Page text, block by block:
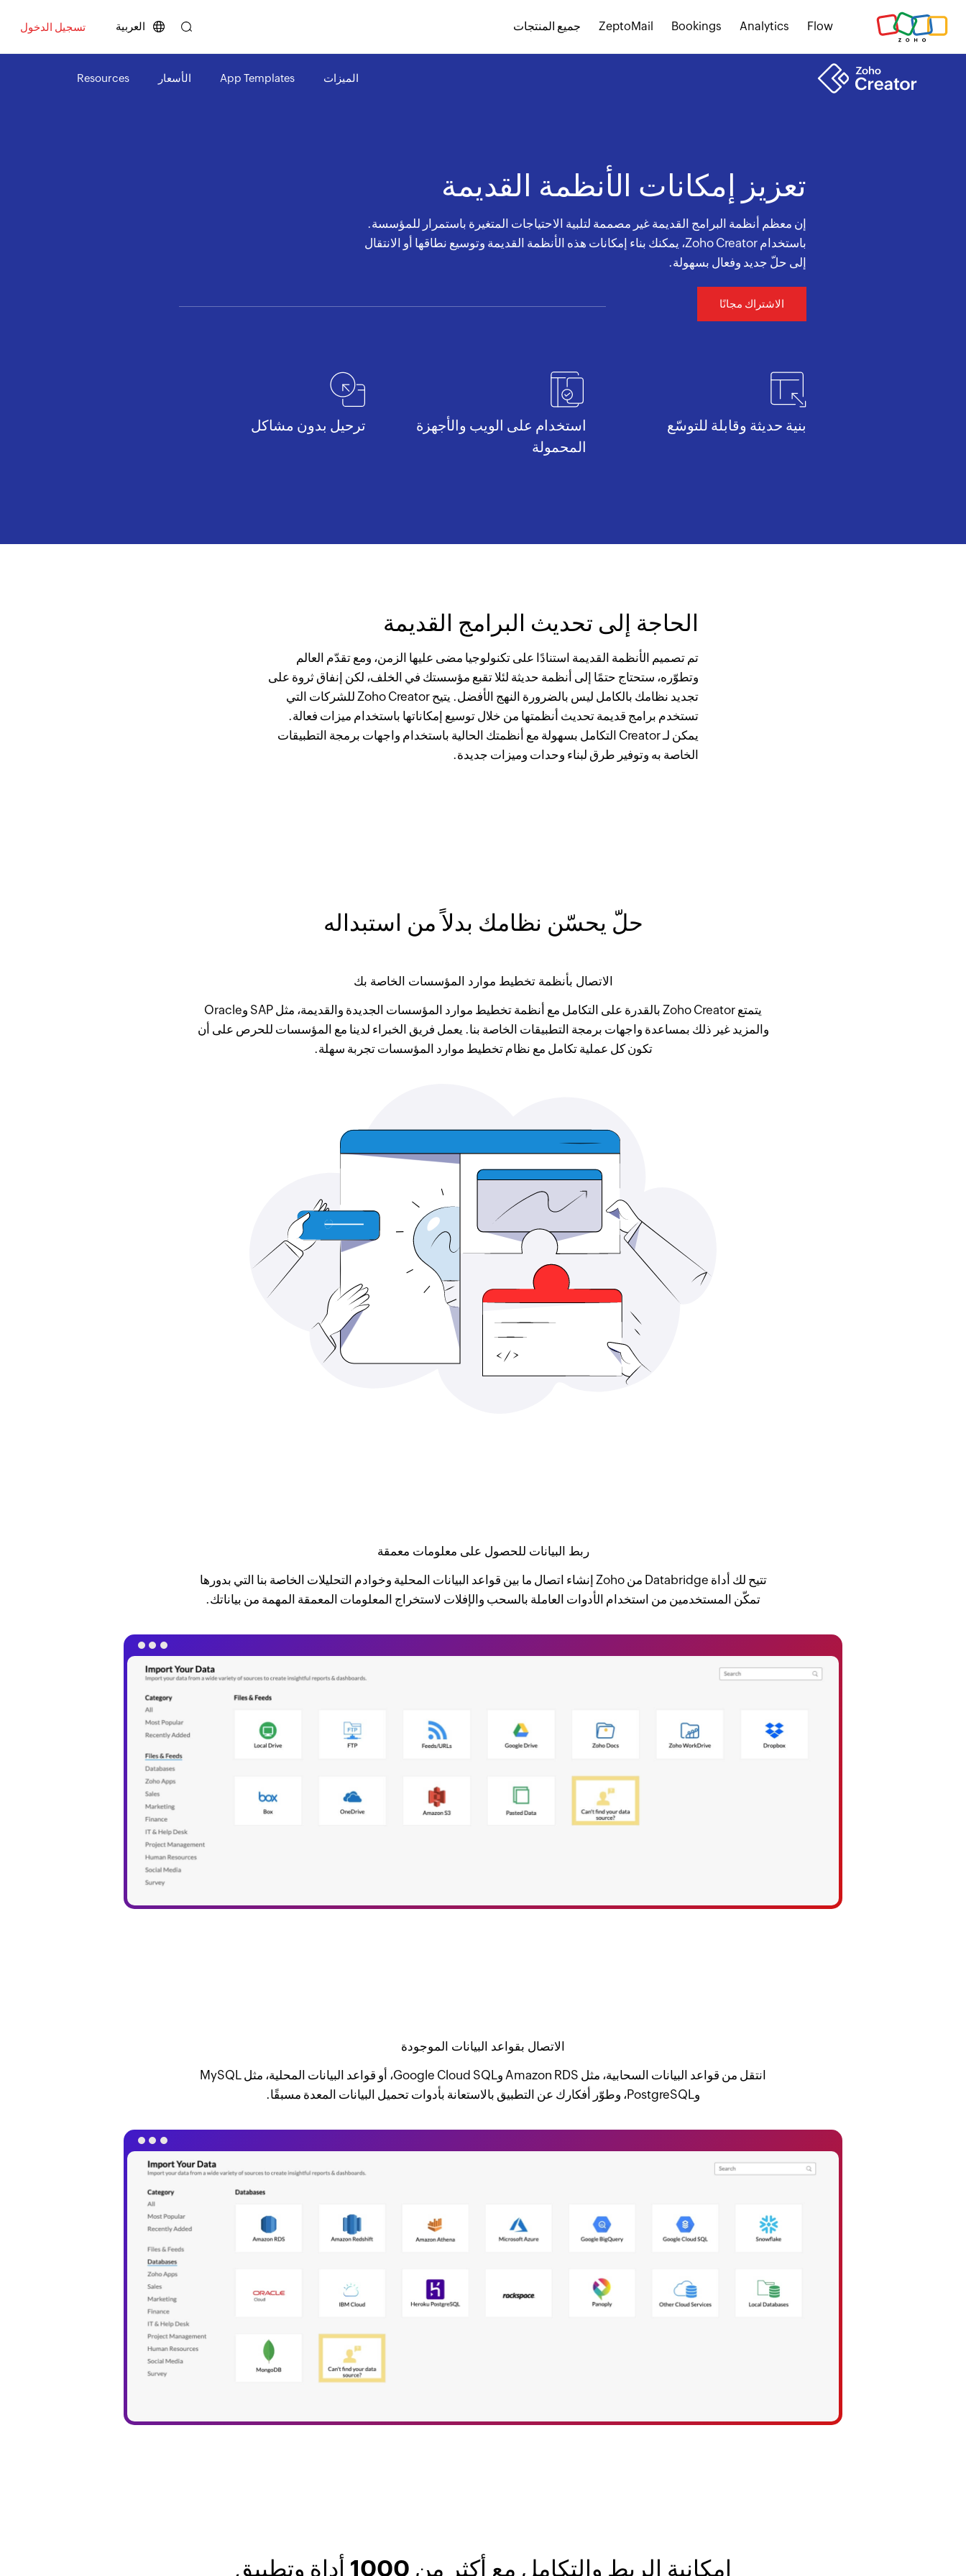
Flow
Analytics
Bookings
ZeptoMail جميع المنتجات العربية تسجيل الدخول
الميزات App Templates الأسعار Resources
تعزيز إمكانات الأنظمة القديمة
إن معظم أنظمة البرامج القديمة غير مصممة لتلبية الاحتياجات المتغيرة باستمرار للمؤسسة.
باستخدام Zoho Creator، يمكنك بناء إمكانات هذه الأنظمة القديمة وتوسيع نطاقها أو الانتقال
إلى حلّ جديد وفعال بسهولة.
الاشتراك مجانًا
بنية حديثة وقابلة للتوسّع
استخدام على الويب والأجهزة
المحمولة
ترحيل بدون مشاكل
الحاجة إلى تحديث البرامج القديمة
تم تصميم الأنظمة القديمة استنادًا على تكنولوجيا مضى عليها الزمن، ومع تقدّم العالم
وتطوّره، ستحتاج حتمًا إلى أنظمة حديثة لئلا تقبع مؤسستك في الخلف، لكن إنفاق ثروة على
تجديد نظامك بالكامل ليس بالضرورة النهج الأفضل. يتيح Zoho Creator للشركات التي
تستخدم برامج قديمة تحديث أنظمتها من خلال توسيع إمكاناتها باستخدام ميزات فعالة.
يمكن لـ Creator التكامل بسهولة مع أنظمتك الحالية باستخدام واجهات برمجة التطبيقات
الخاصة به وتوفير طرق لبناء وحدات وميزات جديدة.
حلّ يحسّن نظامك بدلاً من استبداله
الاتصال بأنظمة تخطيط موارد المؤسسات الخاصة بك
يتمتع Zoho Creator بالقدرة على التكامل مع أنظمة تخطيط موارد المؤسسات الجديدة والقديمة، مثل SAP وOracle
والمزيد غير ذلك بمساعدة واجهات برمجة التطبيقات الخاصة بنا. يعمل فريق الخبراء لدينا مع المؤسسات للحرص على أن
تكون كل عملية تكامل مع نظام تخطيط موارد المؤسسات تجربة سهلة.
ربط البيانات للحصول على معلومات معمقة
تتيح لك أداة Databridge من Zoho إنشاء اتصال ما بين قواعد البيانات المحلية وخوادم التحليلات الخاصة بنا التي بدورها
تمكّن المستخدمين من استخدام الأدوات العاملة بالسحب والإفلات لاستخراج المعلومات المعمقة المهمة من بياناتك.
الاتصال بقواعد البيانات الموجودة
انتقل من قواعد البيانات السحابية، مثل Amazon RDS وGoogle Cloud SQL، أو قواعد البيانات المحلية، مثل MySQL
وPostgreSQL، وطوّر أفكارك عن التطبيق بالاستعانة بأدوات تحميل البيانات المعدة مسبقًا.
إمكانية الربط والتكامل مع أكثر من 1000 أداة وتطبيق